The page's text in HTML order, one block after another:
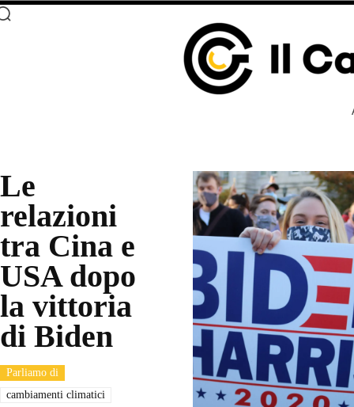
Le
relazioni
tra Cina e
USA dopo
la vittoria
di Biden
Parliamo di
cambiamenti climatici